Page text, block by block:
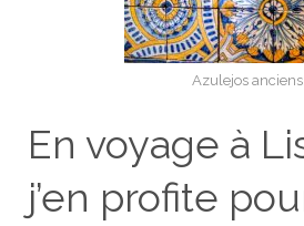
Azulejos anciens.
En voyage à
j’en profite